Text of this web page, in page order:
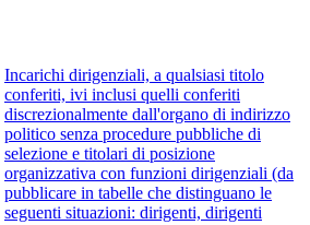
Incarichi dirigenziali, a qualsiasi titolo
conferiti, ivi inclusi quelli conferiti
discrezionalmente dall'organo di indirizzo
politico senza procedure pubbliche di
selezione e titolari di posizione
organizzativa con funzioni dirigenziali (da
pubblicare in tabelle che distinguano le
seguenti situazioni: dirigenti, dirigenti